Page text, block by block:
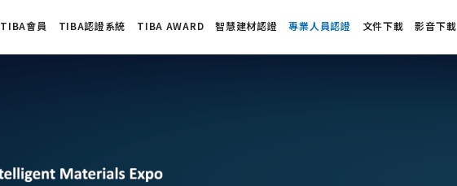
TIBA會員 TIBA認證系統 TIBA AWARD 智慧建材認證 專業人員認證 文件下載 影音下載